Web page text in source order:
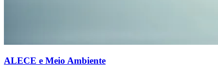
ALECE e Meio Ambiente